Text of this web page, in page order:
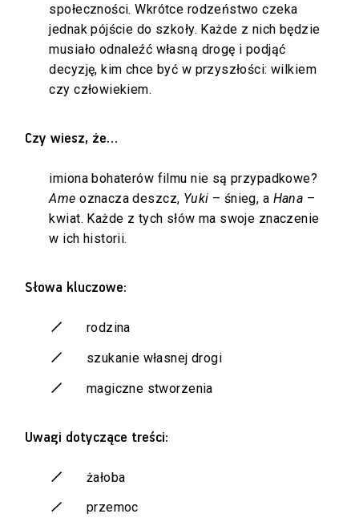
społeczności. Wkrótce rodzeństwo czeka
jednak pójście do szkoły. Każde z nich będzie
musiało odnaleźć własną drogę i podjąć
decyzję, kim chce być w przyszłości: wilkiem
czy człowiekiem.
Czy wiesz, że…
imiona bohaterów filmu nie są przypadkowe?
Ame oznacza deszcz, Yuki – śnieg, a Hana –
kwiat. Każde z tych słów ma swoje znaczenie
w ich historii.
Słowa kluczowe:
rodzina
szukanie własnej drogi
magiczne stworzenia
Uwagi dotyczące treści:
żałoba
przemoc